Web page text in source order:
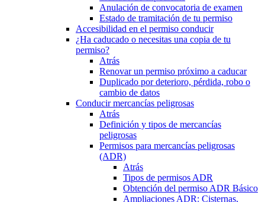
Anulación de convocatoria de examen
Estado de tramitación de tu permiso
Accesibilidad en el permiso conducir
¿Ha caducado o necesitas una copia de tu
permiso?
Atrás
Renovar un permiso próximo a caducar
Duplicado por deterioro, pérdida, robo o
cambio de datos
Conducir mercancías peligrosas
Atrás
Definición y tipos de mercancías
peligrosas
Permisos para mercancías peligrosas
(ADR)
Atrás
Tipos de permisos ADR
Obtención del permiso ADR Básico
Ampliaciones ADR: Cisternas,